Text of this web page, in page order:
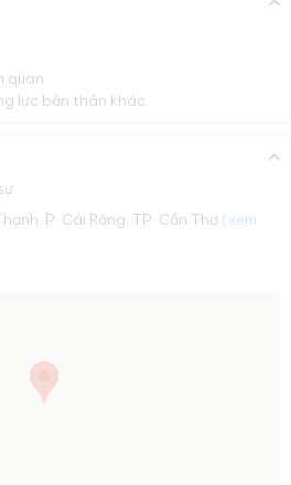
quan.
lực bản thân khác.
P. Cái Răng, TP. Cần Thơ (xem